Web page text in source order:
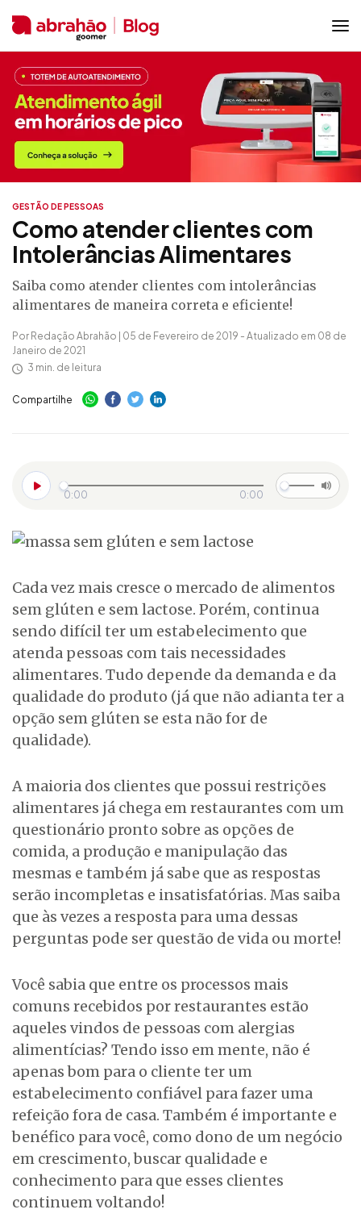
GESTÃO DE PESSOAS
Como atender clientes com
Intolerâncias Alimentares
Saiba como atender clientes com intolerâncias
alimentares de maneira correta e eficiente!
Por Redação Abrahão | 05 de Fevereiro de 2019 - Atualizado em 08 de
Janeiro de 2021
3 min. de leitura
Compartilhe
0:00 0:00
Cada vez mais cresce o mercado de alimentos
sem glúten e sem lactose. Porém, continua
sendo difícil ter um estabelecimento que
atenda pessoas com tais necessidades
alimentares. Tudo depende da demanda e da
qualidade do produto (já que não adianta ter a
opção sem glúten se esta não for de
qualidade).
A maioria dos clientes que possui restrições
alimentares já chega em restaurantes com um
questionário pronto sobre as opções de
comida, a produção e manipulação das
mesmas e também já sabe que as respostas
serão incompletas e insatisfatórias. Mas saiba
que às vezes a resposta para uma dessas
perguntas pode ser questão de vida ou morte!
Você sabia que entre os processos mais
comuns recebidos por restaurantes estão
aqueles vindos de pessoas com alergias
alimentícias? Tendo isso em mente, não é
apenas bom para o cliente ter um
estabelecimento confiável para fazer uma
refeição fora de casa. Também é importante e
benéfico para você, como dono de um negócio
em crescimento, buscar qualidade e
conhecimento para que esses clientes
continuem voltando!